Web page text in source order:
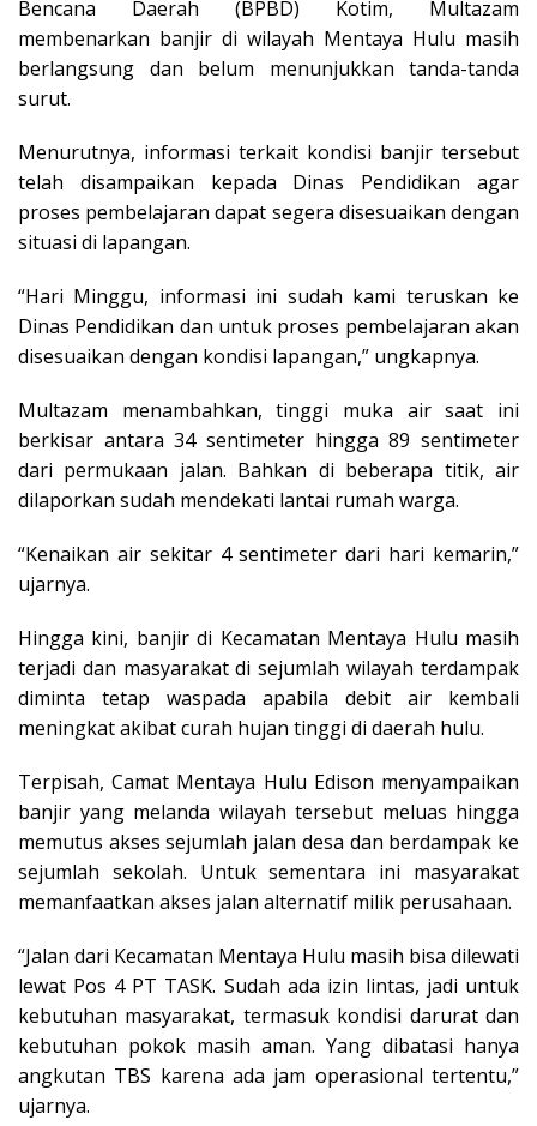
Bencana Daerah (BPBD) Kotim, Multazam
membenarkan banjir di wilayah Mentaya Hulu masih
berlangsung dan belum menunjukkan tanda-tanda
surut.
Menurutnya, informasi terkait kondisi banjir tersebut
telah disampaikan kepada Dinas Pendidikan agar
proses pembelajaran dapat segera disesuaikan dengan
situasi di lapangan.
“Hari Minggu, informasi ini sudah kami teruskan ke
Dinas Pendidikan dan untuk proses pembelajaran akan
disesuaikan dengan kondisi lapangan,” ungkapnya.
Multazam menambahkan, tinggi muka air saat ini
berkisar antara 34 sentimeter hingga 89 sentimeter
dari permukaan jalan. Bahkan di beberapa titik, air
dilaporkan sudah mendekati lantai rumah warga.
“Kenaikan air sekitar 4 sentimeter dari hari kemarin,”
ujarnya.
Hingga kini, banjir di Kecamatan Mentaya Hulu masih
terjadi dan masyarakat di sejumlah wilayah terdampak
diminta tetap waspada apabila debit air kembali
meningkat akibat curah hujan tinggi di daerah hulu.
Terpisah, Camat Mentaya Hulu Edison menyampaikan
banjir yang melanda wilayah tersebut meluas hingga
memutus akses sejumlah jalan desa dan berdampak ke
sejumlah sekolah. Untuk sementara ini masyarakat
memanfaatkan akses jalan alternatif milik perusahaan.
“Jalan dari Kecamatan Mentaya Hulu masih bisa dilewati
lewat Pos 4 PT TASK. Sudah ada izin lintas, jadi untuk
kebutuhan masyarakat, termasuk kondisi darurat dan
kebutuhan pokok masih aman. Yang dibatasi hanya
angkutan TBS karena ada jam operasional tertentu,”
ujarnya.